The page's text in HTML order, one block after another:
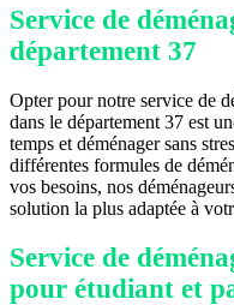
Service de
département 37
Opter pour notre service de
dans le département 37 est
temps et déménager sans
différentes formules de
vos besoins, nos
solution la plus adaptée à
Service de
pour étudiant et